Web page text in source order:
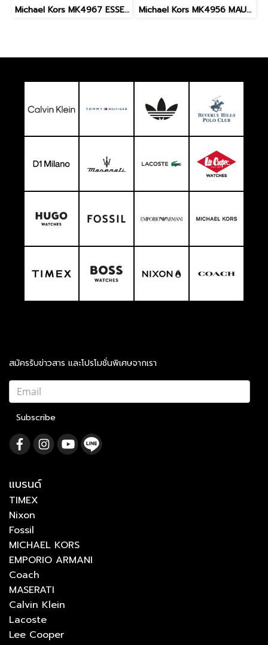
Michael Kors MK4967 ESSEX WOMEN 26MM Two-Tone นาฬิกาข้อมือ นาฬิกา ผู้หญิง Michael Kors MK4956 MAUDE WOMEN 21MM Two-Tone นาฬิกาข้อมือ นาฬิกา ผู้หญิง
สมัครรับข่าวสาร และโปรโมชั่นพิเศษจากเรา
Subscribe
แบรนด์
TIMEX
Nixon
Fossil
MICHAEL KORS
EMPORIO ARMANI
Coach
MASERATI
Calvin Klein
Lacoste
Lee Cooper